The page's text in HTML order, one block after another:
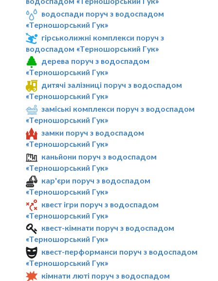
водоспади поруч з водоспадом
«Терношорський Гук»
гірськолижні комплекси поруч з
водоспадом «Терношорський Гук»
дерева поруч з водоспадом
«Терношорський Гук»
дитячі залізниці поруч з водоспадом
«Терношорський Гук»
заміські комплекси поруч з водоспадом
«Терношорський Гук»
замки поруч з водоспадом
«Терношорський Гук»
каньйони поруч з водоспадом
«Терношорський Гук»
кар'єри поруч з водоспадом
«Терношорський Гук»
квест ігри поруч з водоспадом
«Терношорський Гук»
квест-кімнати поруч з водоспадом
«Терношорський Гук»
квест-перформанси поруч з водоспадом
«Терношорський Гук»
кімнати люті поруч з водоспадом